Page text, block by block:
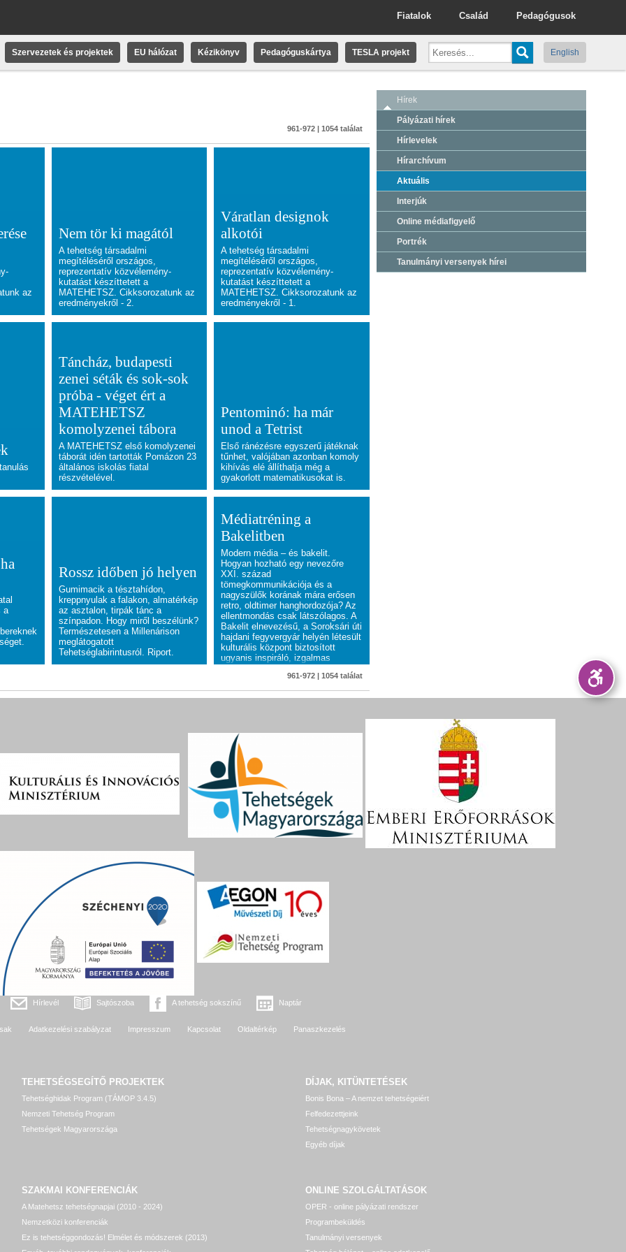
Pedagógusok
Család
Fiatalok
Szervezetek és projektek EU hálózat Kézikönyv Pedagóguskártya TESLA projekt English
961-972 | 1054 találat
az
Nem tör ki magától
A tehetség társadalmi
megítéléséről országos,
reprezentatív közvélemény-
kutatást készíttetett a
MATEHETSZ. Cikksorozatunk az
eredményekről - 2.
Váratlan designok
alkotói
A tehetség társadalmi
megítéléséről országos,
reprezentatív közvélemény-
kutatást készíttetett a
MATEHETSZ. Cikksorozatunk az
eredményekről - 1.
Táncház, budapesti
zenei séták és sok-sok
próba - véget ért a
MATEHETSZ
komolyzenei tábora
A MATEHETSZ első komolyzenei
táborát idén tartották Pomázon 23
általános iskolás fiatal
részvételével.
Pentominó: ha már
unod a Tetrist
Első ránézésre egyszerű játéknak
tűnhet, valójában azonban komoly
kihívás elé állíthatja még a
gyakorlott matematikusokat is.
a
Rossz időben jó helyen
Gumimacik a tésztahídon,
kreppnyulak a falakon, almatérkép
az asztalon, tirpák tánc a
színpadon. Hogy miről beszélünk?
Természetesen a Millenárison
meglátogatott
Tehetséglabirintusról. Riport.
Médiatréning a
Bakelitben
Modern média – és bakelit.
Hogyan hozható egy nevezőre
XXI. század
tömegkommunikációja és a
nagyszülők korának mára erősen
retro, oldtimer hanghordozója? Az
ellentmondás csak látszólagos. A
Bakelit elnevezésű, a Soroksári úti
hajdani fegyvergyár helyén létesült
kulturális központ biztosított
ugyanis inspiráló, izgalmas
tréningjének. A workshopon a
Tizenkettő nem egy tucat pályázat
diákalkotói – fiatal netvideósok,
961-972 | 1054 találat
Hírek
Pályázati hírek
Hírlevelek
Hírarchívum
Aktuális
Interjúk
Online médiafigyelő
Portrék
Tanulmányi versenyek hírei
Hírlevél Sajtószoba A tehetség sokszínű Naptár
Adatkezelési szabályzat Impresszum Kapcsolat Oldaltérkép Panaszkezelés
TEHETSÉGSEGÍTŐ PROJEKTEK
Tehetséghidak Program (TÁMOP 3.4.5)
Nemzeti Tehetség Program
Tehetségek Magyarországa
DÍJAK, KITÜNTETÉSEK
Bonis Bona – A nemzet tehetségeiért
Felfedezettjeink
Tehetségnagykövetek
Egyéb díjak
SZAKMAI KONFERENCIÁK
A Matehetsz tehetségnapjai (2010 - 2024)
Nemzetközi konferenciák
Ez is tehetséggondozás! Elmélet és módszerek (2013)
ONLINE SZOLGÁLTATÁSOK
OPER - online pályázati rendszer
Programbeküldés
Tanulmányi versenyek